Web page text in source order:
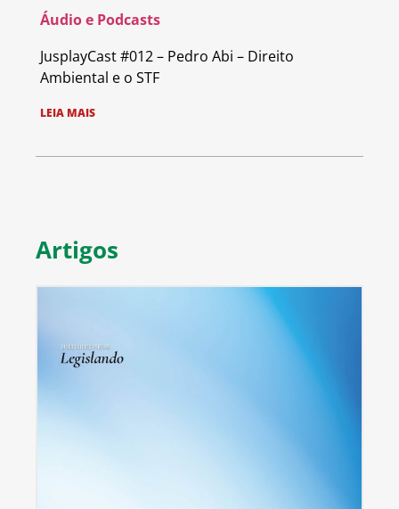
Áudio e Podcasts
JusplayCast #012 – Pedro Abi – Direito
Ambiental e o STF
LEIA MAIS
Artigos